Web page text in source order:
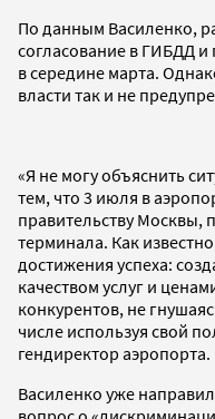
По данным Василенко,
согласование в ГИБДД
в середине марта.
власти так и не
«Я не могу объяснить
тем, что 3 июля в
правительству Москвы,
терминала. Как
достижения успеха:
качеством услуг и
конкурентов, не
числе используя свой
гендиректор аэропорта.
Василенко уже